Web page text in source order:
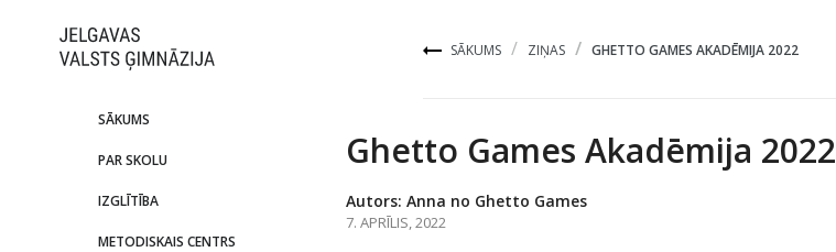
SĀKUMS ZIŅAS GHETTO GAMES AKADĒMIJA 2022
SĀKUMS
PAR SKOLU
IZGLĪTĪBA
METODISKAIS CENTRS
Ghetto Games Akadēmija 2022
Autors: Anna no Ghetto Games
7. APRĪLIS, 2022